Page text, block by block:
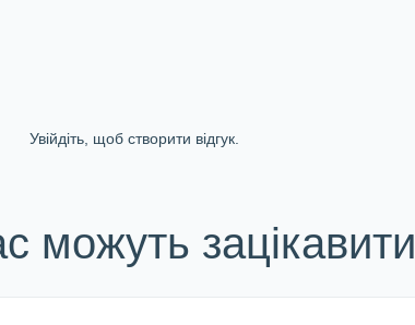
Увійдіть, щоб створити відгук.
можуть зацікавити